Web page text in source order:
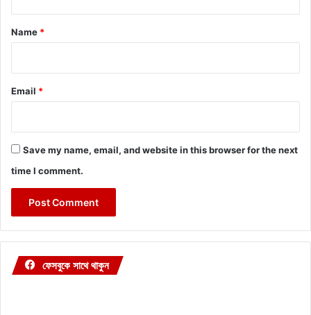
*
Name *
Email *
Save my name, email, and website in this browser for the next
time I comment.
ফেসবুকে সাথে থাকুন